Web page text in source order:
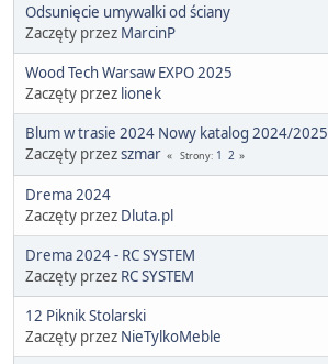
Odsunięcie umywalki od ściany
Zaczęty przez MarcinP
Wood Tech Warsaw EXPO 2025
Zaczęty przez lionek
Blum w trasie 2024 Nowy katalog 2024/2025
Zaczęty przezszmar Strony 1 2
Drema 2024
Zaczęty przez Dluta.pl
Drema 2024 - RC SYSTEM
Zaczęty przez RC SYSTEM
12 Piknik Stolarski
Zaczęty przez NieTylkoMeble